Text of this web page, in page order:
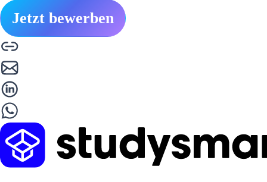
Jetzt bewerben